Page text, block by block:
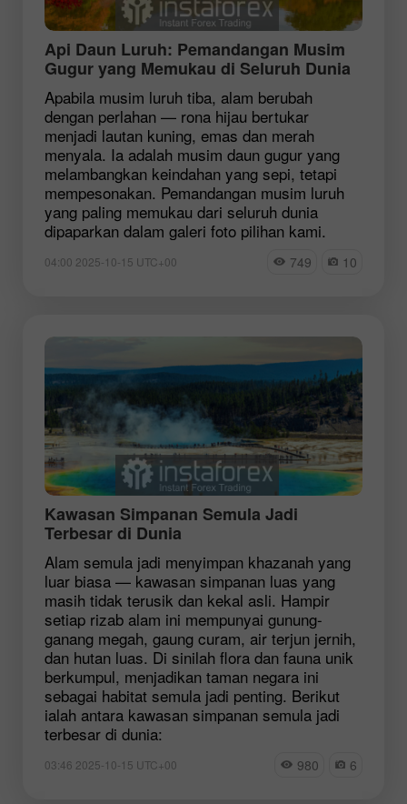
Api Daun Luruh: Pemandangan Musim
Gugur yang Memukau di Seluruh Dunia
Apabila musim luruh tiba, alam berubah
dengan perlahan — rona hijau bertukar
menjadi lautan kuning, emas dan merah
menyala. Ia adalah musim daun gugur yang
melambangkan keindahan yang sepi, tetapi
mempesonakan. Pemandangan musim luruh
yang paling memukau dari seluruh dunia
dipaparkan dalam galeri foto pilihan kami.
04:00 2025-10-15 UTC+00 749 10
Kawasan Simpanan Semula Jadi
Terbesar di Dunia
Alam semula jadi menyimpan khazanah yang
luar biasa — kawasan simpanan luas yang
masih tidak terusik dan kekal asli. Hampir
setiap rizab alam ini mempunyai gunung-
ganang megah, gaung curam, air terjun jernih,
dan hutan luas. Di sinilah flora dan fauna unik
berkumpul, menjadikan taman negara ini
sebagai habitat semula jadi penting. Berikut
ialah antara kawasan simpanan semula jadi
terbesar di dunia:
03:46 2025-10-15 UTC+00 980 6